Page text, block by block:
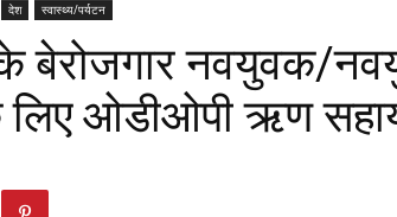
देश स्वास्थ्य/पर्यटन
बेरोजगार नवयुवक/
लिए ओडीओपी ऋण